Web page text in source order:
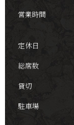
営業時間
定休日
総席数
貸切
駐車場